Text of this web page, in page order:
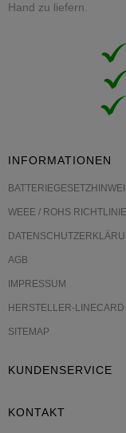
Hand zu liefern.
INFORMATIONEN
WEEE / ROHS
AGB
IMPRESSUM
HERSTELLER-LINECARD
SITEMAP
KUNDENSERVICE
KONTAKT